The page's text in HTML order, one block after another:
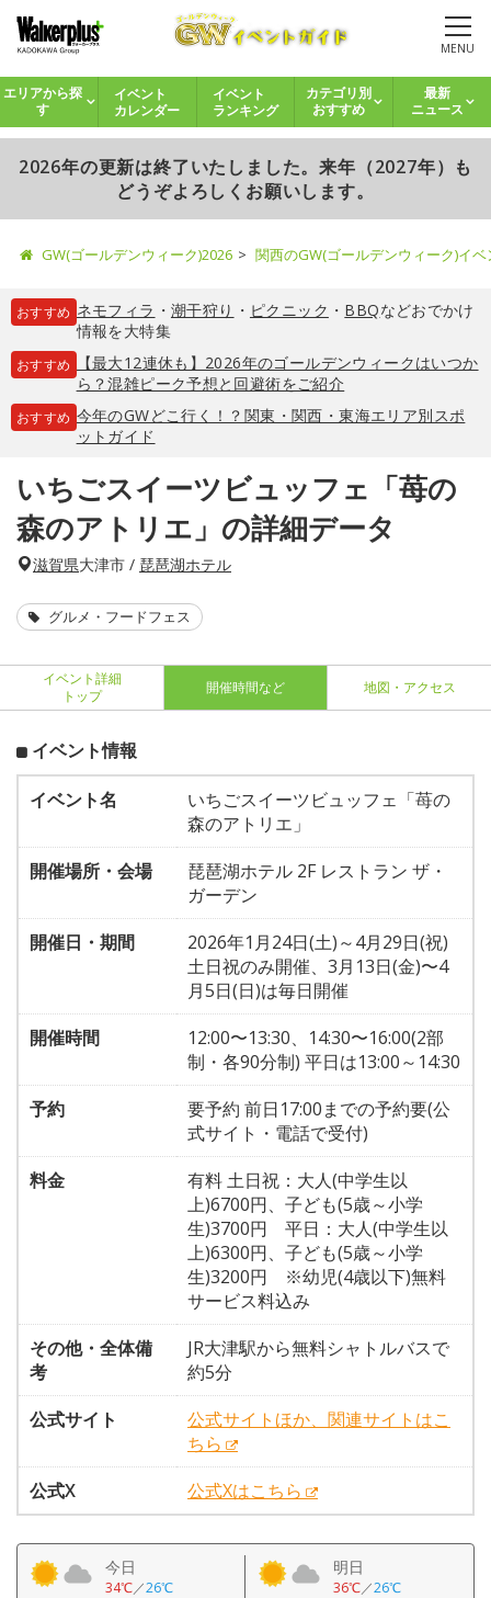
MENU
エリアから探
す
イベント
カレンダー
イベント
ランキング
カテゴリ別
おすすめ
最新
ニュース
2026年の更新は終了いたしました。来年（2027年）も
どうぞよろしくお願いします。
GW(ゴールデンウィーク)2026 関西のGW(ゴールデンウィーク)イ
おすすめ ネモフィラ ・ 潮干狩り ・ ピクニック ・ BBQなどおでかけ
情報を大特集
おすすめ
【最大12連休も】2026年のゴールデンウィークはいつか
ら？混雑ピーク予想と回避術をご紹介
おすすめ 今年のGWどこ行く！？関東・関西・東海エリア別スポ
ットガイド
いちごスイーツビュッフェ「苺の
森のアトリエ」の詳細データ
滋賀県大津市 / 琵琶湖ホテル
グルメ・フードフェス
イベント詳細
トップ
開催時間など 地図・アクセス
イベント情報
イベント名
いちごスイーツビュッフェ「苺の
森のアトリエ」
開催場所・会場
琵琶湖ホテル 2F レストラン ザ・
ガーデン
開催日・期間
2026年1月24日(土)～4月29日(祝)
土日祝のみ開催、3月13日(金)〜4
月5日(日)は毎日開催
開催時間
12:00〜13:30、14:30〜16:00(2部
制・各90分制) 平日は13:00～14:30
予約
要予約 前日17:00までの予約要(公
式サイト・電話で受付)
料金
有料 土日祝：大人(中学生以
上)6700円、子ども(5歳～小学
生)3700円 平日：大人(中学生以
上)6300円、子ども(5歳～小学
生)3200円 ※幼児(4歳以下)無料
サービス料込み
その他・全体備
考
JR大津駅から無料シャトルバスで
約5分
公式サイト
公式サイトほか、関連サイトはこ
ちら
公式X
公式Xはこちら
今日
34℃／26℃
明日
36℃／26℃